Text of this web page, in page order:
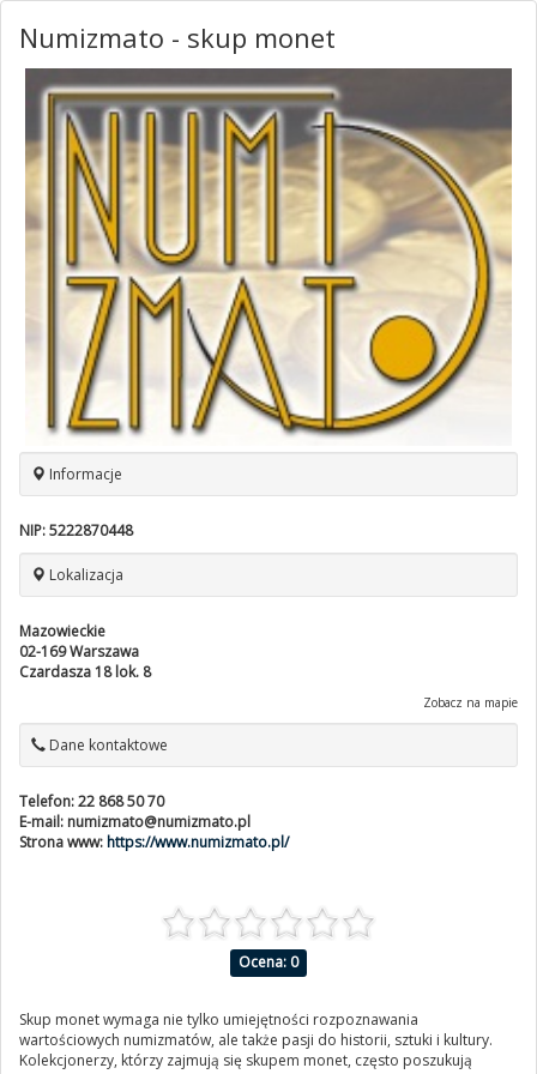
Numizmato - skup monet
Informacje
NIP:5222870448
Lokalizacja
Mazowieckie
02-169Warszawa
Czardasza 18 lok. 8
Zobacz na mapie
Dane kontaktowe
Telefon:22 868 50 70
E-mail: numizmato@numizmato.pl
Strona www: https://www.numizmato.pl/
Ocena: 0
Skup monet wymaga nie tylko umiejętności rozpoznawania
wartościowych numizmatów, ale także pasji do historii, sztuki i kultury.
Kolekcjonerzy, którzy zajmują się skupem monet, często poszukują